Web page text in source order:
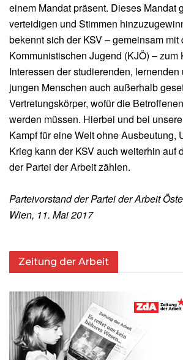
einem Mandat präsent. Dieses Mandat
verteidigen und Stimmen
bekennt sich der KSV – gemeinsam mit
Kommunistischen Jugend (KJÖ) – zum
Interessen der studierenden,
jungen Menschen auch außerhalb
Vertretungskörper, wofür die
werden müssen. Hierbei und bei
Kampf für eine Welt ohne Ausbeutung,
Krieg kann der KSV auch weiterhin auf
der Partei der Arbeit zählen.
Parteivorstand der Partei der Arbeit
Wien, 11. Mai 2017
Zeitung der Arbeit